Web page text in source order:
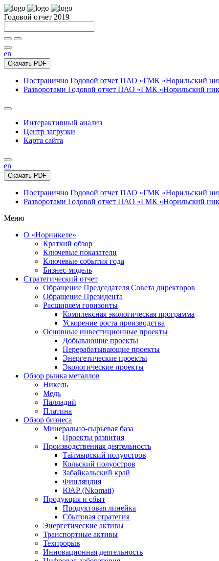
Годовой отчет 2019
en
Скачать PDF
Постранично Годовой отчет ПАО «ГМК «Норильский
Разворотами Годовой отчет ПАО «ГМК «Норильский
Интерактивный анализ
Центр загрузки
Карта сайта
en
Скачать PDF
Постранично Годовой отчет ПАО «ГМК «Норильский
Разворотами Годовой отчет ПАО «ГМК «Норильский
Меню
О «Норникеле»
Краткий обзор
Ключевые показатели
Ключевые события года
Бизнес-модель
Стратегический отчет
Обращение Председателя Совета директоров
Обращение Президента
Расширяем горизонты
Комплексная экологическая программа
Ускорение роста производства
Основные инвестиционные проекты
Добывающие проекты
Перерабатывающие проекты
Энергетические проекты
Экологические проекты
Обзор рынка металлов
Никель
Медь
Палладий
Платина
Обзор бизнеса
Минерально-сырьевая база
Проекты развития
Производственная деятельность
Таймырский полуостров
Кольский полуостров
Забайкальский край
Финляндия
ЮАР (Nkomati)
Продукция и сбыт
Продуктовая линейка
Сбытовая стратегия
Энергетические активы
Транспортные активы
Техпрорыв
Инновационная деятельность